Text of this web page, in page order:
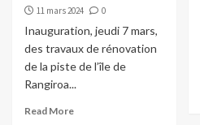
11 mars 2024 0
Inauguration, jeudi 7 mars,
des travaux de rénovation
de la piste de l’île de
Rangiroa...
Read More